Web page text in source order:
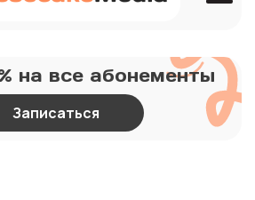
на все абонементы
Записаться